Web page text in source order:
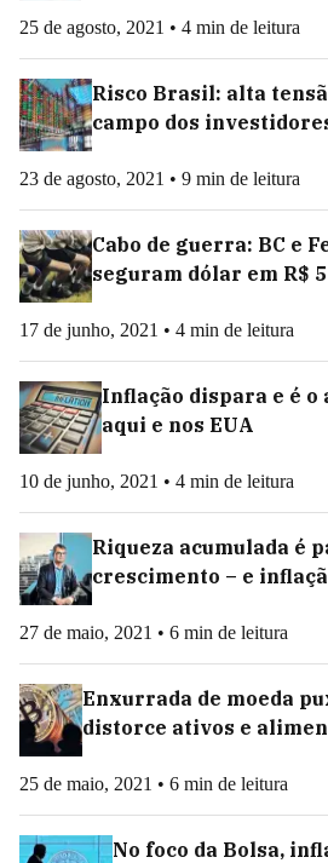
25 de agosto, 2021 • 4 min de leitura
Risco Brasil: alta
campo dos
23 de agosto, 2021 • 9 min de leitura
Cabo de guerra: BC e
seguram dólar em R$ 5
17 de junho, 2021 • 4 min de leitura
Inflação dispara e é o
aqui e nos EUA
10 de junho, 2021 • 4 min de leitura
Riqueza acumulada é
crescimento – e
27 de maio, 2021 • 6 min de leitura
Enxurrada de moeda
distorce ativos e
25 de maio, 2021 • 6 min de leitura
No foco da Bolsa,